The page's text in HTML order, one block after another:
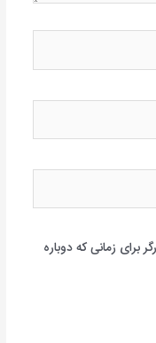
برای زمانی که دوباره